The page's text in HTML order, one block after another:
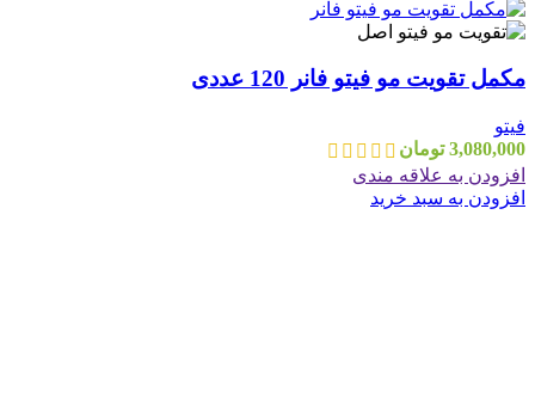
مکمل تقویت مو فیتو فانر 120 عددی
فیتو
3,080,000 تومان
افزودن به علاقه مندی
افزودن به سبد خرید